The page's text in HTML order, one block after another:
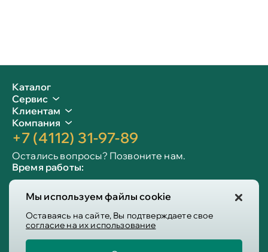
Мы используем файлы cookie
Оставаясь на сайте, Вы подтверждаете свое
согласие на их использование
Каталог
Сервис
Клиентам
Компания
+7 (4112) 31-97-89
Остались вопросы? Позвоните нам.
Время работы:
Сб-вс: 10:00 - 19:00
Info@victoria-mebel.ru